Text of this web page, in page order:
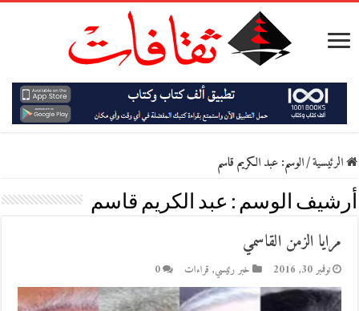
الرئيسية/الوسم:عبد الكريم قاسم
أرشيف الوسم : عبد الكريم قاسم
مرايا الزمن القاسمي
نوفمبر 30, 2016 خبر رئيسي, قراءات 0